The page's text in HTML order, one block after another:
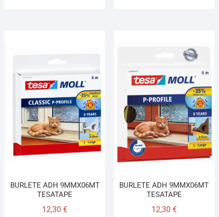
BURLETE ADH 9MMX06MT
TESATAPE
12,30€
BURLETE ADH 9MMX06MT
TESATAPE
12,30 €